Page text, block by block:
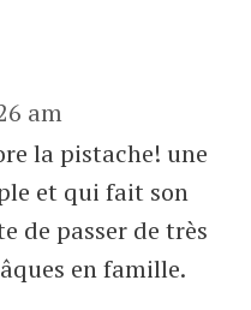
am
la pistache! une
et qui fait son
de passer de très
en famille.